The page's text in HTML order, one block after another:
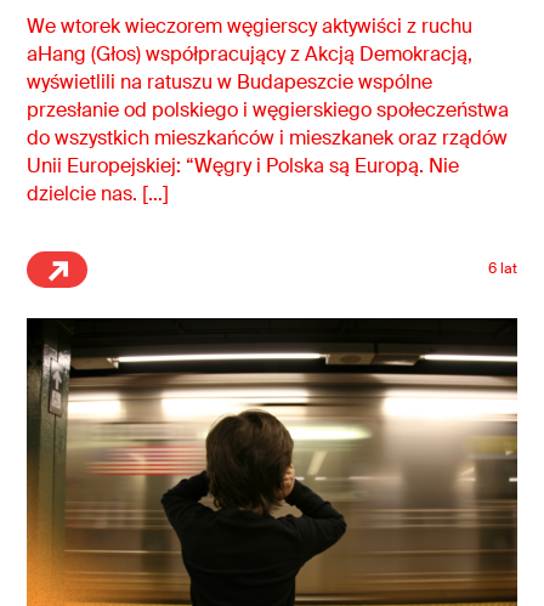
We wtorek wieczorem węgierscy aktywiści z ruchu
aHang (Głos) współpracujący z Akcją Demokracją,
wyświetlili na ratuszu w Budapeszcie wspólne
przesłanie od polskiego i węgierskiego społeczeństwa
do wszystkich mieszkańców i mieszkanek oraz rządów
Unii Europejskiej: “Węgry i Polska są Europą. Nie
dzielcie nas. […]
6 lat